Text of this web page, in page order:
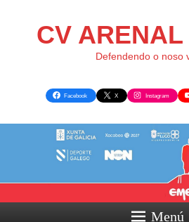
CV ARENAL
Defendendo o noso
Facebook X Instagram
Menú